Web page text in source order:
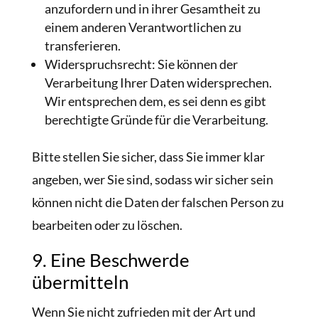
anzufordern und in ihrer Gesamtheit zu
einem anderen Verantwortlichen zu
transferieren.
Widerspruchsrecht: Sie können der
Verarbeitung Ihrer Daten widersprechen.
Wir entsprechen dem, es sei denn es gibt
berechtigte Gründe für die Verarbeitung.
Bitte stellen Sie sicher, dass Sie immer klar
angeben, wer Sie sind, sodass wir sicher sein
können nicht die Daten der falschen Person zu
bearbeiten oder zu löschen.
9. Eine Beschwerde
übermitteln
Wenn Sie nicht zufrieden mit der Art und